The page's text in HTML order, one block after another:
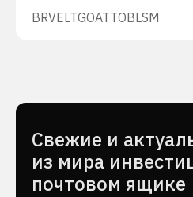
BRVELTGOATTOBLSM
Cвежие и
из мира
почтовом ящике